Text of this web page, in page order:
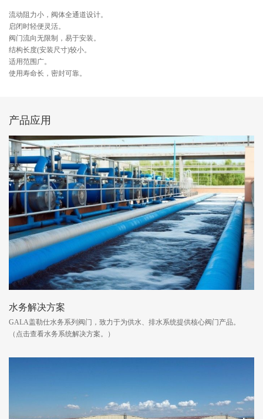
流动阻力小，阀体全通道设计。
启闭时轻便灵活。
阀门流向无限制，易于安装。
结构长度(安装尺寸)较小。
适用范围广。
使用寿命长，密封可靠。
产品应用
水务解决方案
GALA盖勒仕水务系列阀门，致力于为供水、排水系统提供核心阀门产品。
（点击查看水务系统解决方案。）